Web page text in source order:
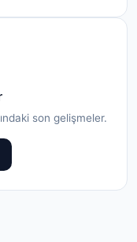
son gelişmeler.